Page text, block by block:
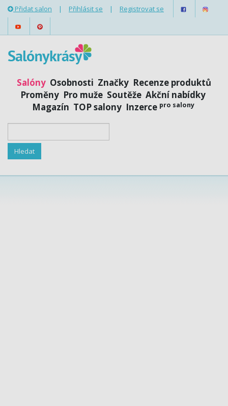
Přidat salon | Přihlásit se | Registrovat se
Salóny Osobnosti Značky Recenze produktů
Proměny Pro muže Soutěže Akční nabídky
Magazín TOP salony Inzerce pro salony